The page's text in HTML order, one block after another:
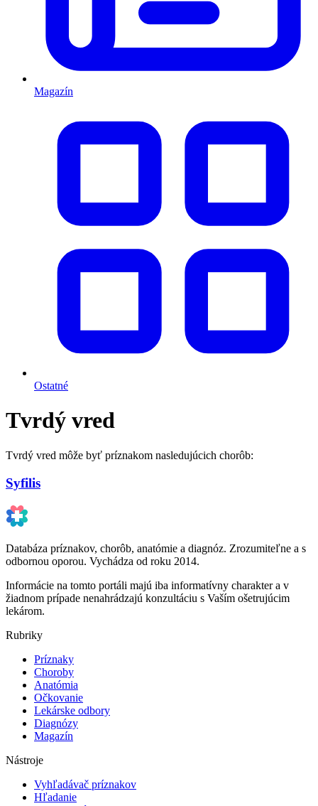
Magazín
Ostatné
Tvrdý vred
Tvrdý vred môže byť príznakom nasledujúcich chorôb:
Syfilis
Databáza príznakov, chorôb, anatómie a diagnóz. Zrozumiteľne a s
odbornou oporou. Vychádza od roku 2014.
Informácie na tomto portáli majú iba informatívny charakter a v
žiadnom prípade nenahrádzajú konzultáciu s Vaším ošetrujúcim
lekárom.
Rubriky
Príznaky
Choroby
Anatómia
Očkovanie
Lekárske odbory
Diagnózy
Magazín
Nástroje
Vyhľadávač príznakov
Hľadanie